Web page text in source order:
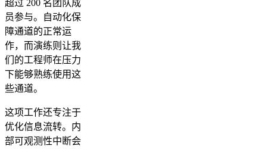
超过 200 名团队成
员参与。自动化保
障通道的正常运
作，而演练则让我
们的工程师在压力
下能够熟练使用这
些通道。
这项工作还专注于
优化信息流转。内
部可观测性中断会